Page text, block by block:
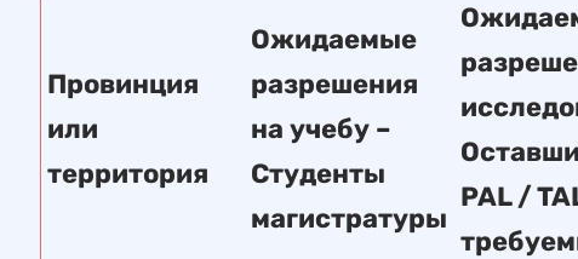
Провинция
или
территория
Ожидаемые
разрешения
на учебу –
Студенты
магистратуры
PAL /